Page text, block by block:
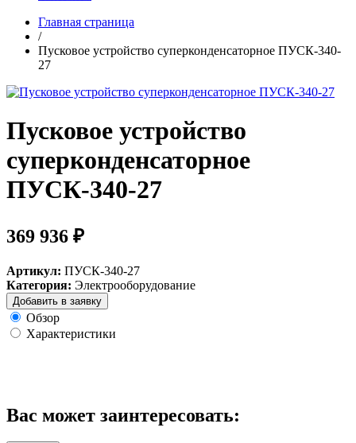
Главная страница
/
Пусковое устройство суперконденсаторное ПУСК-340-
27
Пусковое устройство
суперконденсаторное
ПУСК-340-27
369 936 ₽
Артикул: ПУСК-340-27
Категория: Электрооборудование
Добавить в заявку
Обзор
Характеристики
Вас может заинтересовать: